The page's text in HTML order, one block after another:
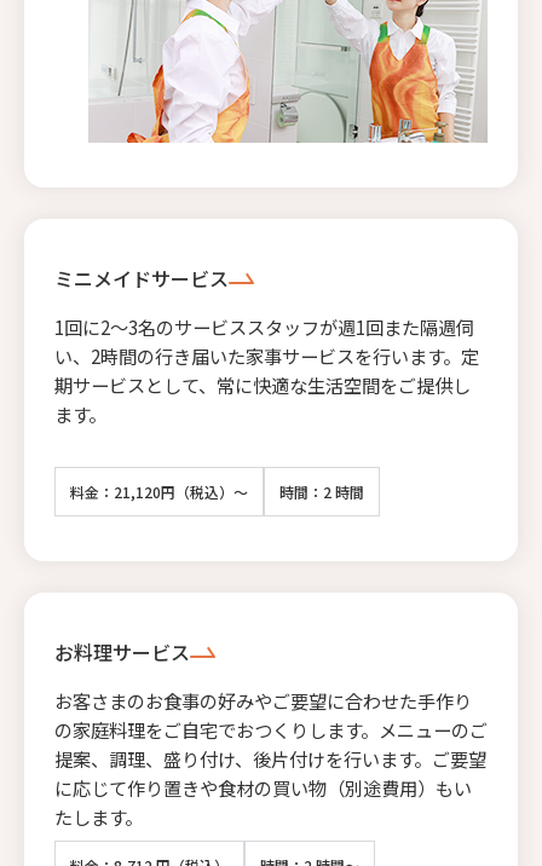
ミニメイドサービス
1回に2〜3名のサービススタッフが週1回また隔週伺
い、2時間の行き届いた家事サービスを行います。定
期サービスとして、常に快適な生活空間をご提供し
ます。
料金：21,120円（税込）～ 時間：2 時間
お料理サービス
お客さまのお食事の好みやご要望に合わせた手作り
の家庭料理をご自宅でおつくりします。メニューのご
提案、調理、盛り付け、後片付けを行います。ご要望
に応じて作り置きや食材の買い物（別途費用）もい
たします。